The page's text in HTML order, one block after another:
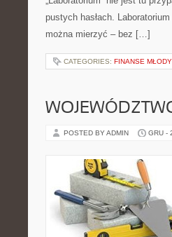
pustych hasłach.
można mierzyć – bez […]
CATEGORIES: FINANSE
POSTED BY ADMIN GRU -